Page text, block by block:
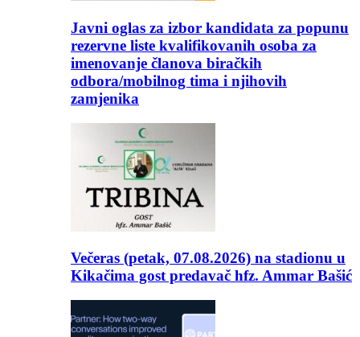
Javni oglas za izbor kandidata za popunu
rezervne liste kvalifikovanih osoba za
imenovanje članova biračkih
odbora/mobilnog tima i njihovih
zamjenika
Večeras (petak, 07.08.2026) na stadionu u
Kikačima gost predavač hfz. Ammar Bašić